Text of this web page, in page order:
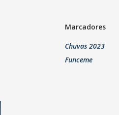
Marcadores
Chuvas 2023
Funceme